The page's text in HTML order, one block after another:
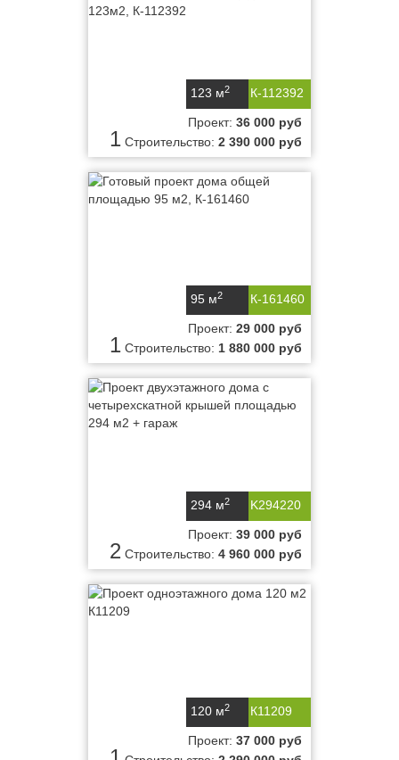
К-112392
123 м2
1
Проект: 36 000 руб
Строительство: 2 390 000 руб
К-161460
95 м2
1
Проект: 29 000 руб
Строительство: 1 880 000 руб
K294220
294 м2
2
Проект: 39 000 руб
Строительство: 4 960 000 руб
К11209
120 м2
Проект: 37 000 руб